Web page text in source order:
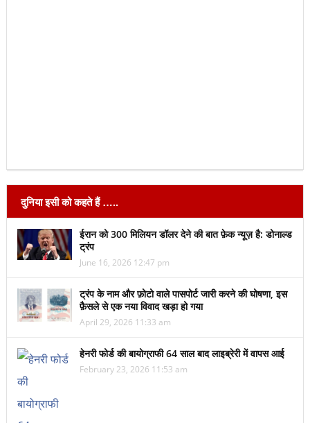
दुनिया इसी को कहते हैं …..
ईरान को 300 मिलियन डॉलर देने की बात फ़ेक न्यूज़ है: डोनाल्ड
ट्रंप
June 16, 2026 12:47 pm
ट्रंप के नाम और फ़ोटो वाले पासपोर्ट जारी करने की घोषणा, इस
फ़ैसले से एक नया विवाद खड़ा हो गया
April 29, 2026 11:33 am
हेनरी फोर्ड की बायोग्राफी 64 साल बाद लाइब्रेरी में वापस आई
February 23, 2026 11:53 am